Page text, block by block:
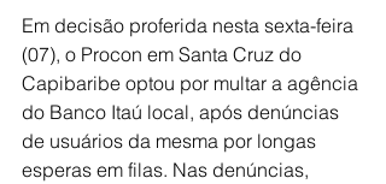
Em decisão proferida nesta sexta-feira
(07), o Procon em Santa Cruz do
Capibaribe optou por multar a agência
do Banco Itaú local, após denúncias
de usuários da mesma por longas
esperas em filas. Nas denúncias,